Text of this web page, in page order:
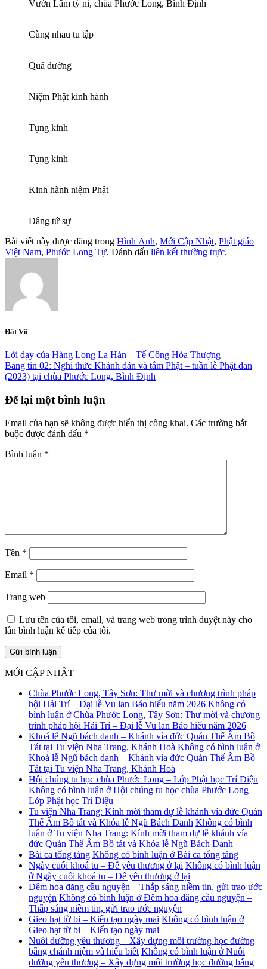
Vườn Lâm tỳ ni, chùa Phước Long, Bình Định
Cùng nhau tu tập
Quá đường
Niệm Phật kinh hành
Tụng kinh
Tụng kinh
Kinh hành niệm Phật
Dâng tứ sự
Bài viết này được đăng trong Hình Ảnh, Mới Cập Nhật, Phật giáo
Việt Nam, Phước Long Tự. Đánh dấu liên kết thường trực.
Đất Võ
Lời dạy của Hàng Long La Hán – Tế Công Hòa Thượng
Bảng tin 02: Nghi thức Khánh đản và tắm Phật – tuần lễ Phật đản
(2023) tại chùa Phước Long, Bình Định
Để lại một bình luận
Email của bạn sẽ không được hiển thị công khai. Các trường bắt
buộc được đánh dấu *
Bình luận *
Tên *
Email *
Trang web
Lưu tên của tôi, email, và trang web trong trình duyệt này cho
lần bình luận kế tiếp của tôi.
MỚI CẬP NHẬT
Chùa Phước Long, Tây Sơn: Thư mời và chương trình pháp
hội Hải Trí – Đại lễ Vu lan Báo hiếu năm 2026 Không có
bình luận ở Chùa Phước Long, Tây Sơn: Thư mời và chương
trình pháp hội Hải Trí – Đại lễ Vu lan Báo hiếu năm 2026
Khoá lễ Ngũ bách danh – Khánh vía đức Quán Thế Âm Bồ
Tát tại Tu viện Nha Trang, Khánh Hoà Không có bình luận ở
Khoá lễ Ngũ bách danh – Khánh vía đức Quán Thế Âm Bồ
Tát tại Tu viện Nha Trang, Khánh Hoà
Hội chúng tu học chùa Phước Long – Lớp Phật học Trí Diệu
Không có bình luận ở Hội chúng tu học chùa Phước Long –
Lớp Phật học Trí Diệu
Tu viện Nha Trang: Kính mời tham dự lễ khánh vía đức Quán
Thế Âm Bồ tát và Khóa lễ Ngũ Bách Danh Không có bình
luận ở Tu viện Nha Trang: Kính mời tham dự lễ khánh vía
đức Quán Thế Âm Bồ tát và Khóa lễ Ngũ Bách Danh
Bài ca tống táng Không có bình luận ở Bài ca tống táng
Ngày cuối khoá tu – Để yêu thương ở lại Không có bình luận
ở Ngày cuối khoá tu – Để yêu thương ở lại
Đêm hoa đăng cầu nguyện – Thắp sáng niềm tin, gửi trao ước
nguyện Không có bình luận ở Đêm hoa đăng cầu nguyện –
Thắp sáng niềm tin, gửi trao ước nguyện
Gieo hạt từ bi – Kiến tạo ngày mai Không có bình luận ở
Gieo hạt từ bi – Kiến tạo ngày mai
Nuôi dưỡng yêu thương – Xây dựng môi trường học đường
bằng chánh niệm và hiểu biết Không có bình luận ở Nuôi
dưỡng yêu thương – Xây dựng môi trường học đường bằng